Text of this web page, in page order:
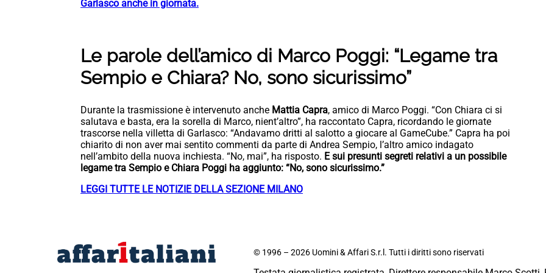
Garlasco anche in giornata.
Le parole dell’amico di Marco Poggi: “Legame tra
Sempio e Chiara? No, sono sicurissimo”
Durante la trasmissione è intervenuto anche Mattia Capra, amico di Marco Poggi. “Con Chiara ci si
salutava e basta, era la sorella di Marco, nient’altro”, ha raccontato Capra, ricordando le giornate
trascorse nella villetta di Garlasco: “Andavamo dritti al salotto a giocare al GameCube.” Capra ha poi
chiarito di non aver mai sentito commenti da parte di Andrea Sempio, l’altro amico indagato
nell’ambito della nuova inchiesta. “No, mai”, ha risposto. E sui presunti segreti relativi a un possibile
legame tra Sempio e Chiara Poggi ha aggiunto: “No, sono sicurissimo.”
LEGGI TUTTE LE NOTIZIE DELLA SEZIONE MILANO
© 1996 – 2026 Uomini & Affari S.r.l. Tutti i diritti sono riservati